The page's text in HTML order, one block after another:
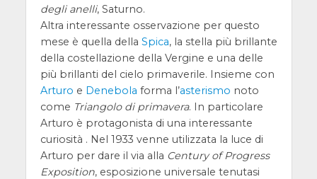
degli anelli, Saturno.
Altra interessante osservazione per questo
mese è quella della Spica, la stella più brillante
della costellazione della Vergine e una delle
più brillanti del cielo primaverile. Insieme con
Arturo e Denebola forma l’asterismo noto
come Triangolo di primavera. In particolare
Arturo è protagonista di una interessante
curiosità . Nel 1933 venne utilizzata la luce di
Arturo per dare il via alla Century of Progress
Exposition, esposizione universale tenutasi